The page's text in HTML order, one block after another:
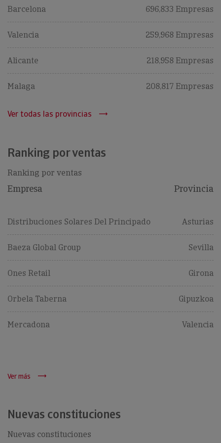
Barcelona 696,833 Empresas
Valencia 259,968 Empresas
Alicante 218,958 Empresas
Malaga 208,817 Empresas
Ver todas las provincias
Ranking por ventas
Ranking por ventas
Empresa Provincia
Distribuciones Solares Del Principado Asturias
Baeza Global Group Sevilla
Ones Retail Girona
Orbela Taberna Gipuzkoa
Mercadona Valencia
Ver más
Nuevas constituciones
Nuevas constituciones